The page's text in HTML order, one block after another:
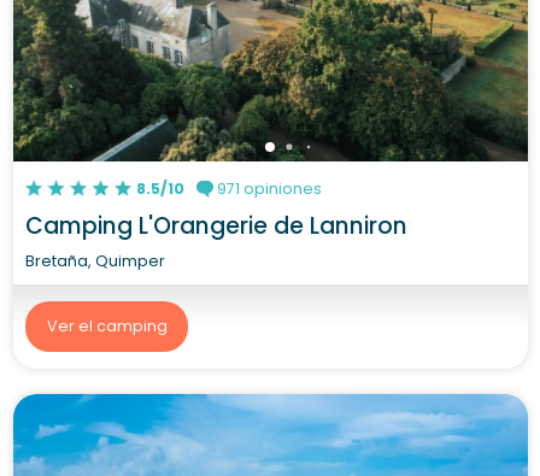
8.5/10 971 opiniones
Camping L'Orangerie de Lanniron
Bretaña, Quimper
Ver el camping